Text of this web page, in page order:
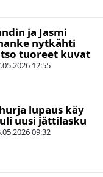
ja Jasmi
nytkähti
tuoreet kuvat
12:55
lupaus käy
uusi jättilasku
09:32